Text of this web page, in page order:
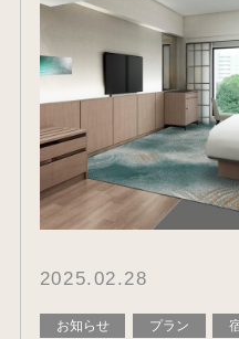
2025.02.28
お知らせ プラン